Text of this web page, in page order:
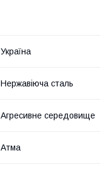
Україна
Нержавіюча сталь
Агресивне середовище
Атма